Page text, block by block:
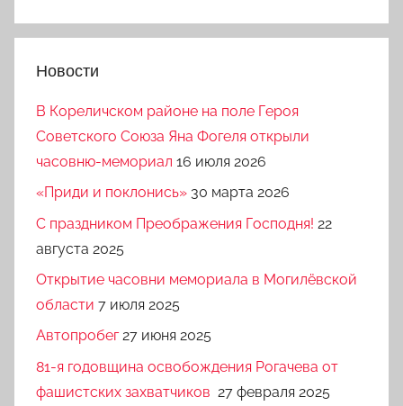
Новости
В Кореличском районе на поле Героя
Советского Союза Яна Фогеля открыли
часовню-мемориал 16 июля 2026
«Приди и поклонись» 30 марта 2026
C праздником Преображения Господня! 22
августа 2025
Открытие часовни мемориала в Могилёвской
области 7 июля 2025
Автопробег 27 июня 2025
81-я годовщина освобождения Рогачева от
фашистских захватчиков 27 февраля 2025